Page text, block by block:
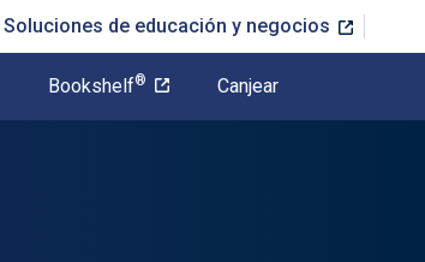
Soluciones de educación y negocios
Bookshelf® Canjear